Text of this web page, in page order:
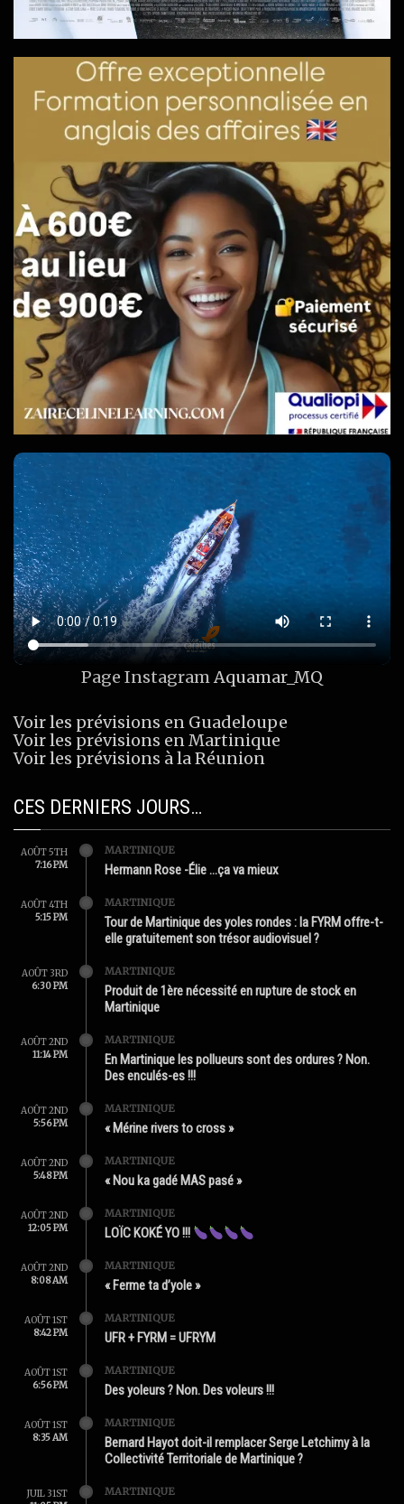
Page InstagramAquamar_MQ
Voir les prévisions en Guadeloupe
Voir les prévisions en Martinique
Voir les prévisions à la Réunion
CES DERNIERS JOURS…
AOÛT 5TH
7:16 PM
MARTINIQUE
Hermann Rose -Élie …ça va mieux
AOÛT 4TH
5:15 PM
MARTINIQUE
Tour de Martinique des yoles rondes : la FYRM offre-t-
elle gratuitement son trésor audiovisuel ?
AOÛT 3RD
6:30 PM
MARTINIQUE
Produit de 1ère nécessité en rupture de stock en
Martinique
AOÛT 2ND
11:14 PM
MARTINIQUE
En Martinique les pollueurs sont des ordures ? Non.
Des enculés-es !!!
AOÛT 2ND
5:56 PM
MARTINIQUE
« Mérine rivers to cross »
AOÛT 2ND
5:48 PM
MARTINIQUE
« Nou ka gadé MAS pasé »
AOÛT 2ND
12:05 PM
MARTINIQUE
LOÏC KOKÉ YO !!!
AOÛT 2ND
8:08 AM
MARTINIQUE
« Ferme ta d’yole »
AOÛT 1ST
8:42 PM
MARTINIQUE
UFR + FYRM = UFRYM
AOÛT 1ST
6:56 PM
MARTINIQUE
Des yoleurs ? Non. Des voleurs !!!
AOÛT 1ST
8:35 AM
MARTINIQUE
Bernard Hayot doit-il remplacer Serge Letchimy à la
Collectivité Territoriale de Martinique ?
JUIL 31ST
MARTINIQUE